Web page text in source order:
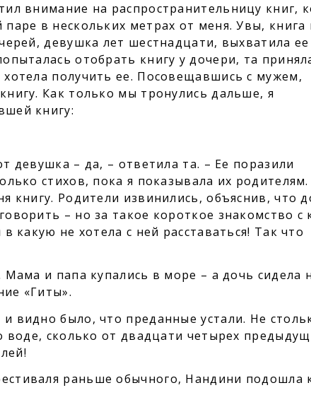
внимание на распространительницу книг,
паре в нескольких метрах от меня. Увы, книга
девушка лет шестнадцати, выхватила
отобрать книгу у дочери, та
получить ее. Посовещавшись с мужем,
Как только мы тронулись дальше, я
книгу:
девушка – да, – ответила та. – Ее поразили
стихов, пока я показывала их
книгу. Родители извинились, объяснив, что
– но за такое короткое знакомство с
какую не хотела с ней расставаться! Так что
Мама и папа купались в море – а дочь сидела
«Гиты».
видно было, что преданные устали. Не
воде, сколько от двадцати четырех
раньше обычного, Нандини подошла